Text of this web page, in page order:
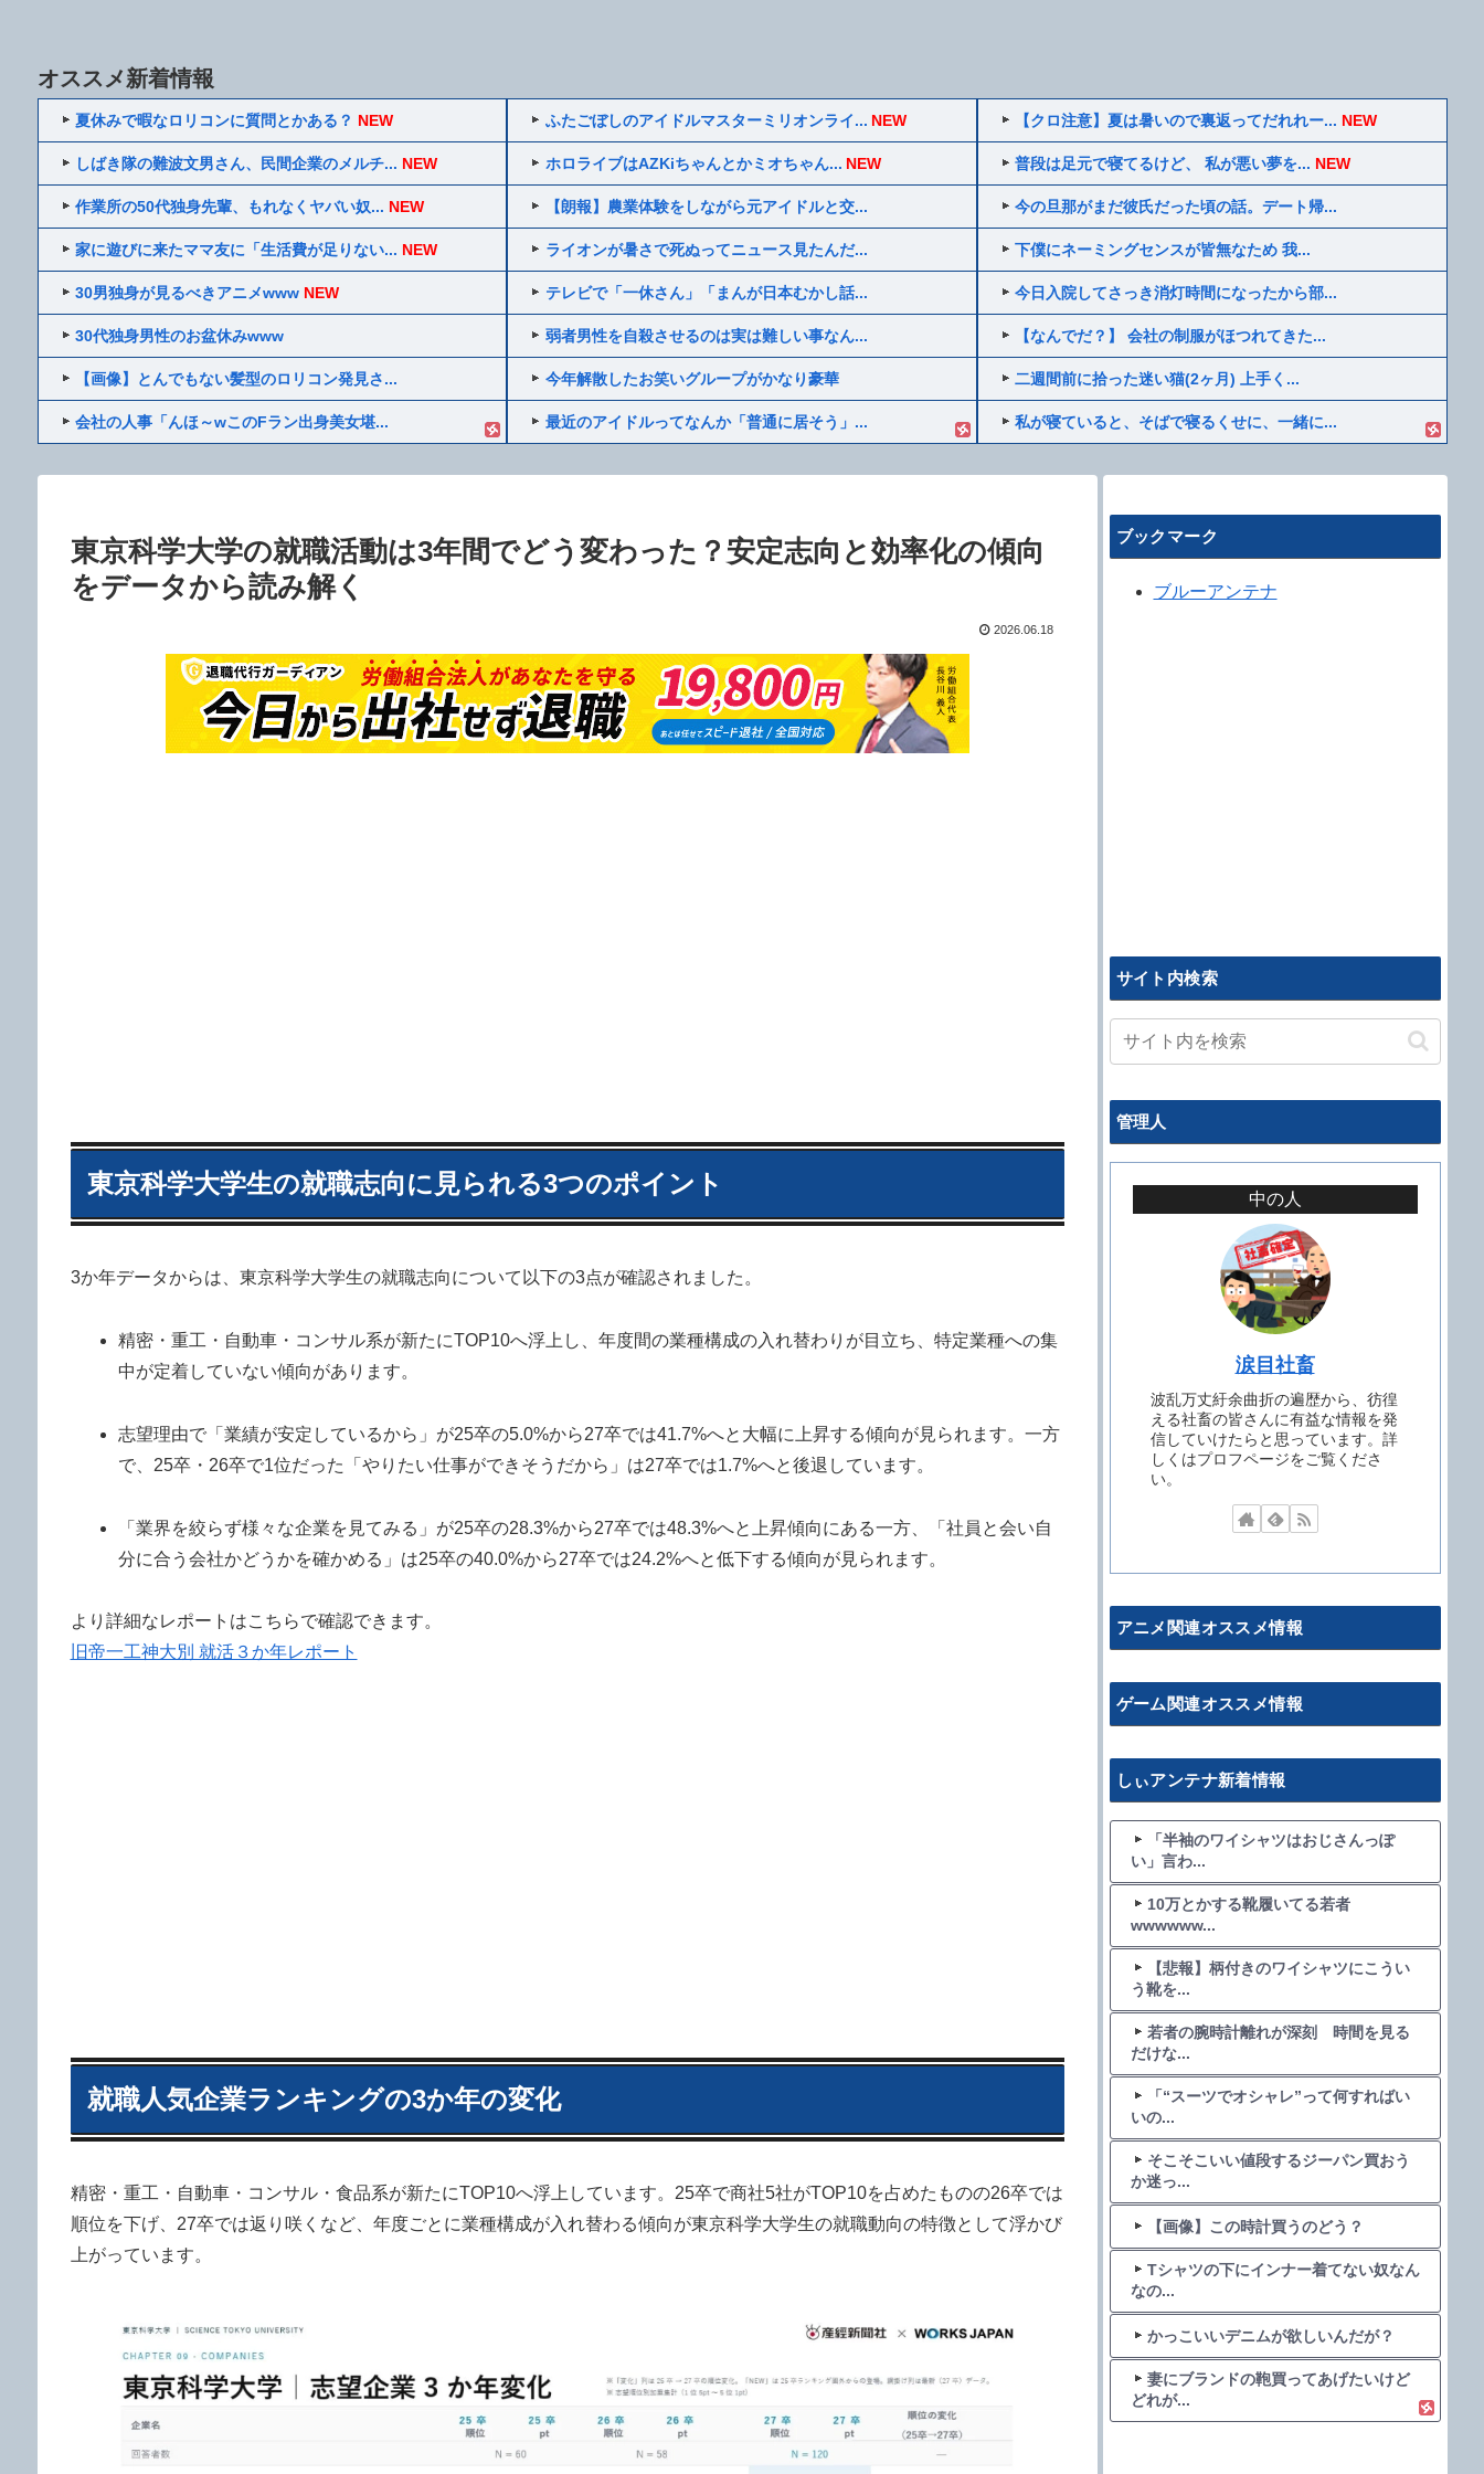
オススメ新着情報
夏休みで暇なロリコンに質問とかある？ NEW
しばき隊の難波文男さん、民間企業のメルチ... NEW
作業所の50代独身先輩、もれなくヤバい奴... NEW
家に遊びに来たママ友に「生活費が足りない... NEW
30男独身が見るべきアニメwww NEW
30代独身男性のお盆休みwww
【画像】とんでもない髪型のロリコン発見さ...
会社の人事「んほ～wこのFラン出身美女堪...
ふたごぼしのアイドルマスターミリオンライ... NEW
ホロライブはAZKiちゃんとかミオちゃん... NEW
【朗報】農業体験をしながら元アイドルと交...
ライオンが暑さで死ぬってニュース見たんだ...
テレビで「一休さん」「まんが日本むかし話...
弱者男性を自殺させるのは実は難しい事なん...
今年解散したお笑いグループがかなり豪華
最近のアイドルってなんか「普通に居そう」...
【クロ注意】夏は暑いので裏返ってだれれー... NEW
普段は足元で寝てるけど、 私が悪い夢を... NEW
今の旦那がまだ彼氏だった頃の話。デート帰...
下僕にネーミングセンスが皆無なため 我...
今日入院してさっき消灯時間になったから部...
【なんでだ？】 会社の制服がほつれてきた...
二週間前に拾った迷い猫(2ヶ月) 上手く...
私が寝ていると、そばで寝るくせに、一緒に...
東京科学大学の就職活動は3年間でどう変わった？安定志向と効率化の傾向
をデータから読み解く
2026.06.18
東京科学大学生の就職志向に見られる3つのポイント
3か年データからは、東京科学大学生の就職志向について以下の3点が確認されました。
精密・重工・自動車・コンサル系が新たにTOP10へ浮上し、年度間の業種構成の入れ替わりが目立ち、特定業種への集
中が定着していない傾向があります。
志望理由で「業績が安定しているから」が25卒の5.0%から27卒では41.7%へと大幅に上昇する傾向が見られます。一方
で、25卒・26卒で1位だった「やりたい仕事ができそうだから」は27卒では1.7%へと後退しています。
「業界を絞らず様々な企業を見てみる」が25卒の28.3%から27卒では48.3%へと上昇傾向にある一方、「社員と会い自
分に合う会社かどうかを確かめる」は25卒の40.0%から27卒では24.2%へと低下する傾向が見られます。
より詳細なレポートはこちらで確認できます。
旧帝一工神大別 就活３か年レポート
就職人気企業ランキングの3か年の変化
精密・重工・自動車・コンサル・食品系が新たにTOP10へ浮上しています。25卒で商社5社がTOP10を占めたものの26卒では
順位を下げ、27卒では返り咲くなど、年度ごとに業種構成が入れ替わる傾向が東京科学大学生の就職動向の特徴として浮かび
上がっています。
ブックマーク
ブルーアンテナ
サイト内検索
管理人
中の人
涙目社畜
波乱万丈紆余曲折の遍歴から、彷徨
える社畜の皆さんに有益な情報を発
信していけたらと思っています。詳
しくはプロフページをご覧くださ
い。
アニメ関連オススメ情報
ゲーム関連オススメ情報
しぃアンテナ新着情報
「半袖のワイシャツはおじさんっぽ
い」言わ...
10万とかする靴履いてる若者
wwwwww...
【悲報】柄付きのワイシャツにこうい
う靴を...
若者の腕時計離れが深刻 時間を見る
だけな...
「“スーツでオシャレ”って何すればい
いの...
そこそこいい値段するジーパン買おう
か迷っ...
【画像】この時計買うのどう？
Tシャツの下にインナー着てない奴なん
なの...
かっこいいデニムが欲しいんだが？
妻にブランドの鞄買ってあげたいけど
どれが...